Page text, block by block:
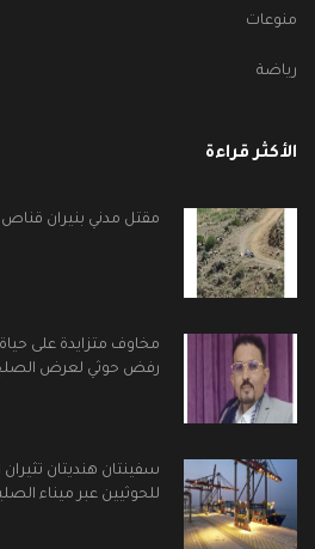
منوعات
رياضة
الأكثر قراءة
مقتل مدني بنيران
مخاوف متزايدة على
رفض حوثي لعرض
سفينتان هنديتان
للحوثيين عبر ميناء